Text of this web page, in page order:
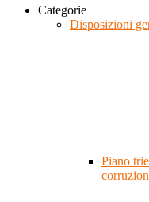
Categorie
Disposizioni
Piano